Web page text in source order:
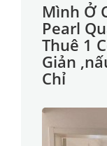
Mình Ở
Pearl
Thuê 1
Giản
Chỉ